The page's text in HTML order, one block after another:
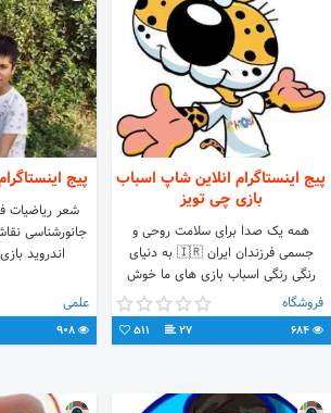
پیج اینستاگرام انلاین شاپ اسباب
بازی چی تویز
همه یک صدا برای سلامت روحی و
جسمی فرزندان ایران 🇮🇷 به دنیای
رنگی رنگی اسباب بازی های ما خوش
اومدید🐰❤🐥 بیش از ۳۰ هزار نوع
اسباب بازی🌈 #اسباب_بازی
فروشگاه
684
27
511
پیج
شعر ریاضیات
جانورشناسی
اندروید
علمی
908